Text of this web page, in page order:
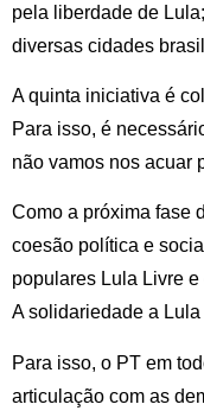
pela liberdade de
diversas cidades
A quinta iniciativa é
Para isso, é
não vamos nos acuar
Como a próxima fase
coesão política e
populares Lula Livre
A solidariedade a
Para isso, o PT em
articulação com as